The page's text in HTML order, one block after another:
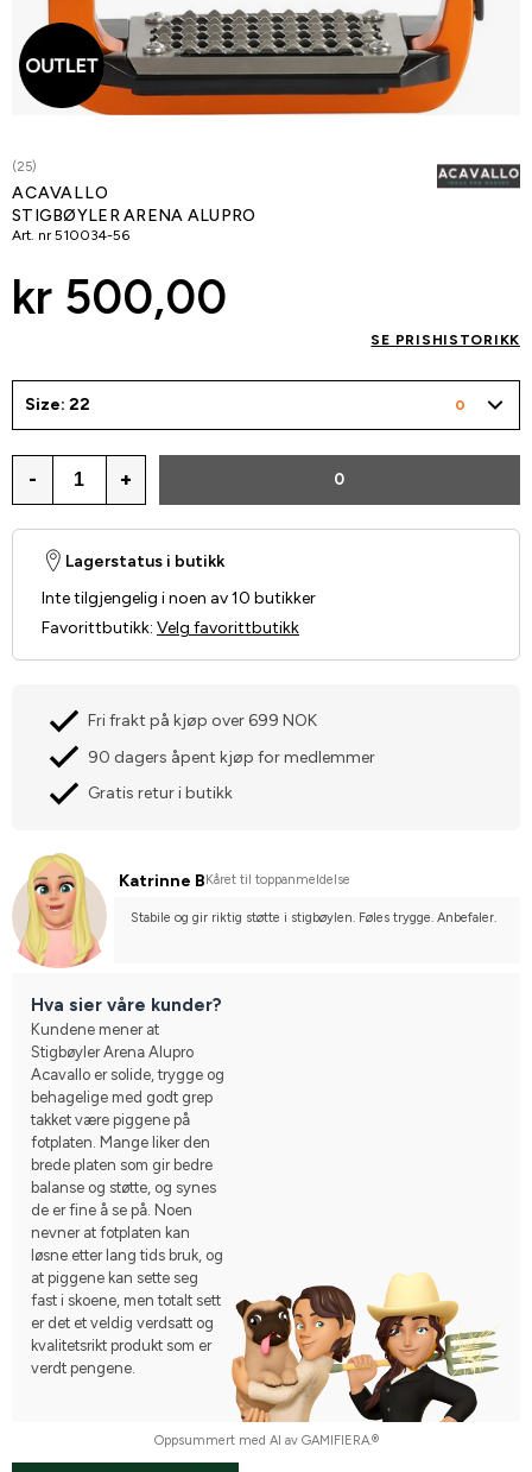
(25)
ACAVALLO
STIGBØYLER ARENA ALUPRO
Art. nr 510034-56
kr 500,00
SE PRISHISTORIKK
Size: 22 0
- + 0
Lagerstatus i butikk
Inte tilgjengelig i noen av 10 butikker
Favorittbutikk: Velg favorittbutikk
Fri frakt på kjøp over 699 NOK
90 dagers åpent kjøp for medlemmer
Gratis retur i butikk
Katrinne B Kåret til toppanmeldelse
Stabile og gir riktig støtte i stigbøylen. Føles trygge. Anbefaler.
Hva sier våre kunder?
Kundene mener at
Stigbøyler Arena Alupro
Acavallo er solide, trygge og
behagelige med godt grep
takket være piggene på
fotplaten. Mange liker den
brede platen som gir bedre
balanse og støtte, og synes
de er fine å se på. Noen
nevner at fotplaten kan
løsne etter lang tids bruk, og
at piggene kan sette seg
fast i skoene, men totalt sett
er det et veldig verdsatt og
kvalitetsrikt produkt som er
verdt pengene.
Oppsummert med AI av GAMIFIERA.®